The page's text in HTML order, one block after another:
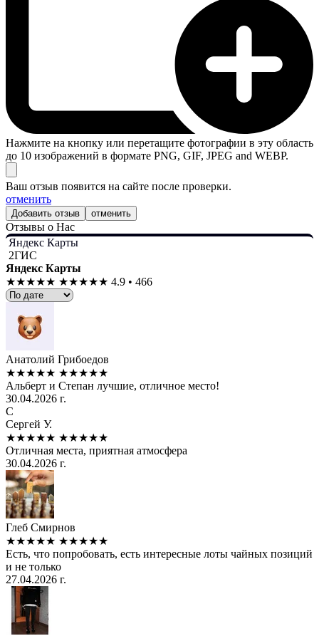
Нажмите на кнопку или перетащите фотографии в эту область
до 10 изображений в формате PNG, GIF, JPEG and WEBP.
Ваш отзыв появится на сайте после проверки.
отменить
отменить
Отзывы о Нас
Яндекс Карты
2ГИС
Яндекс Карты
★★★★★ ★★★★★ 4.9 • 466
Анатолий Грибоедов
★★★★★ ★★★★★
Альберт и Степан лучшие, отличное место!
30.04.2026 г.
С
Сергей У.
★★★★★ ★★★★★
Отличная места, приятная атмосфера
30.04.2026 г.
Глеб Смирнов
★★★★★ ★★★★★
Есть, что попробовать, есть интересные лоты чайных позиций
и не только
27.04.2026 г.